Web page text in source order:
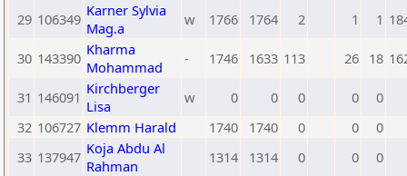
29 106349 Karner Sylvia
Mag.a
w 1766 1764 2 1 1
30 143390 Kharma
Mohammad
- 1746 1633 113 26 18
31 146091 Kirchberger
Lisa
w 0 0 0 0
0
32 106727 Klemm Harald 1740 1740 0 0
0
33 137947 Koja Abdu Al
Rahman
1314 1314 0 0
0